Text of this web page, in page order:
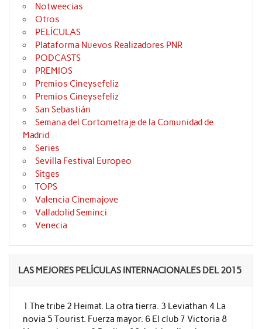
Notweecias
Otros
PELÍCULAS
Plataforma Nuevos Realizadores PNR
PODCASTS
PREMIOS
Premios Cineysefeliz
Premios Cineysefeliz
San Sebastián
Semana del Cortometraje de la Comunidad de
Madrid
Series
Sevilla Festival Europeo
Sitges
TOPS
Valencia Cinemajove
Valladolid Seminci
Venecia
LAS MEJORES PELÍCULAS INTERNACIONALES DEL 2015
1 The tribe 2 Heimat. La otra tierra. 3 Leviathan 4 La
novia 5 Tourist. Fuerza mayor. 6 El club 7 Victoria 8